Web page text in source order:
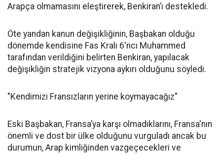
Arapça olmamasını eleştirerek, Benkiran’ı destekledi.
Öte yandan kanun değişikliğinin, Başbakan olduğu
dönemde kendisine Fas Kralı 6'ncı Muhammed
tarafından verildiğini belirten Benkiran, yapılacak
değişikliğin stratejik vizyona aykırı olduğunu söyledi.
"Kendimizi Fransızların yerine koymayacağız"
Eski Başbakan, Fransa’ya karşı olmadıklarını, Fransa'nın
önemli ve dost bir ülke olduğunu vurguladı ancak bu
durumun, Arap kimliğinden vazgeçecekleri ve